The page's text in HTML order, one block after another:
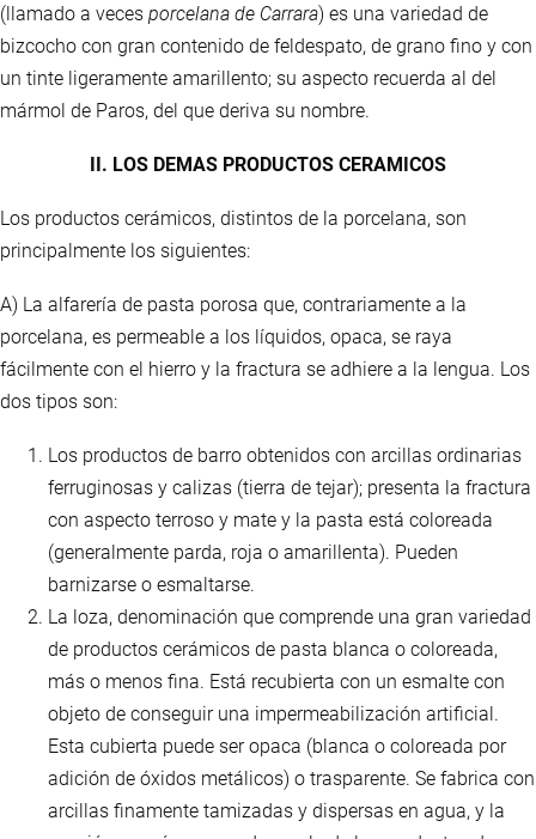
(llamado a veces porcelana de Carrara) es una variedad de
bizcocho con gran contenido de feldespato, de grano fino y con
un tinte ligeramente amarillento; su aspecto recuerda al del
mármol de Paros, del que deriva su nombre.
II. LOS DEMAS PRODUCTOS CERAMICOS
Los productos cerámicos, distintos de la porcelana, son
principalmente los siguientes:
A) La alfarería de pasta porosa que, contrariamente a la
porcelana, es permeable a los líquidos, opaca, se raya
fácilmente con el hierro y la fractura se adhiere a la lengua. Los
dos tipos son:
Los productos de barro obtenidos con arcillas ordinarias
ferruginosas y calizas (tierra de tejar); presenta la fractura
con aspecto terroso y mate y la pasta está coloreada
(generalmente parda, roja o amarillenta). Pueden
barnizarse o esmaltarse.
La loza, denominación que comprende una gran variedad
de productos cerámicos de pasta blanca o coloreada,
más o menos fina. Está recubierta con un esmalte con
objeto de conseguir una impermeabilización artificial.
Esta cubierta puede ser opaca (blanca o coloreada por
adición de óxidos metálicos) o trasparente. Se fabrica con
arcillas finamente tamizadas y dispersas en agua, y la